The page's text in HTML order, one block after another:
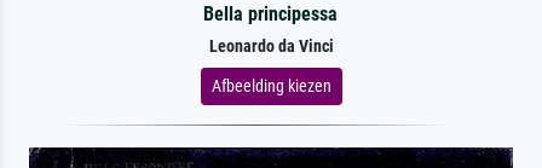
Bella principessa
Leonardo da Vinci
Afbeelding kiezen